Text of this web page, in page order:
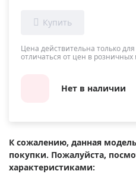
Цена действительна только
отличаться от цен в розничных
Нет в наличии
К сожалению, данная
покупки. Пожалуйста,
характеристиками: